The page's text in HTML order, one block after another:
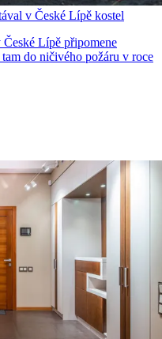
v České Lípě kostel
Lípě připomene
do ničivého požáru v roce